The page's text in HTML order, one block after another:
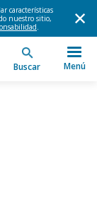
características
nuestro sitio,
.
Buscar Menú